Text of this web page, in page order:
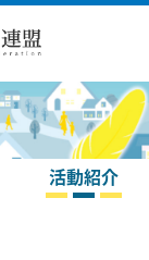
活動紹介